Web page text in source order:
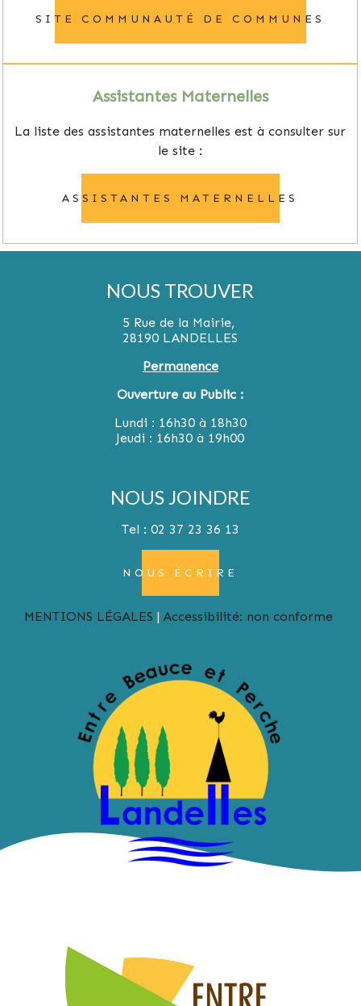
SITE COMMUNAUTÉ DE COMMUNES
Assistantes Maternelles
La liste des assistantes maternelles est à consulter sur
le site :
ASSISTANTES MATERNELLES
NOUS TROUVER
5 Rue de la Mairie,
28190 LANDELLES
Permanence
Ouverture au Public :
Lundi : 16h30 à 18h30
Jeudi : 16h30 à 19h00
NOUS JOINDRE
Tel : 02 37 23 36 13
NOUS ÉCRIRE
MENTIONS LÉGALES Accessibilité: non conforme